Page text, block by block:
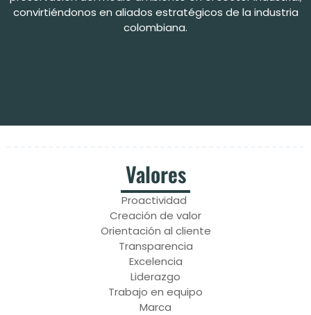
convirtiéndonos en aliados estratégicos de la industria
colombiana.
Valores
Proactividad
Creación de valor
Orientación al cliente
Transparencia
Excelencia
Liderazgo
Trabajo en equipo
Marca